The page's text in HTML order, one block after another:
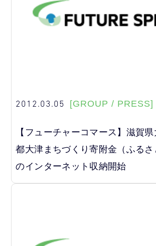
2012.03.05 [GROUP / PRESS]
【フューチャーコマース】滋賀
都大津まちづくり寄附金（ふるさ
のインターネット収納開始